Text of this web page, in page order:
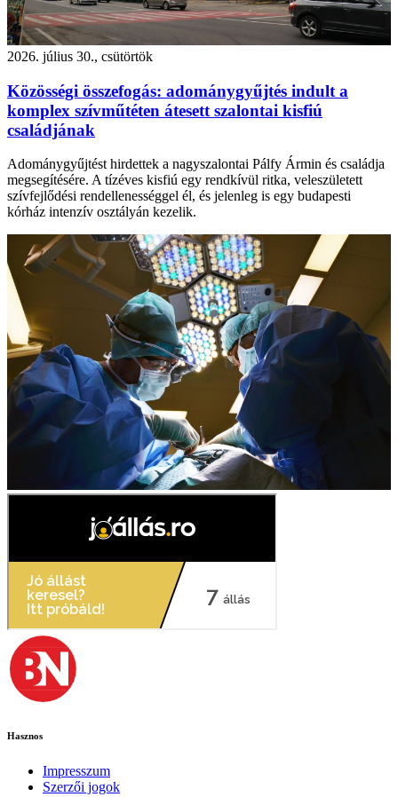
2026. július 30., csütörtök
Közösségi összefogás: adománygyűjtés indult a
komplex szívműtéten átesett szalontai kisfiú
családjának
Adománygyűjtést hirdettek a nagyszalontai Pálfy Ármin és családja
megsegítésére. A tízéves kisfiú egy rendkívül ritka, veleszületett
szívfejlődési rendellenességgel él, és jelenleg is egy budapesti
kórház intenzív osztályán kezelik.
Hasznos
Impresszum
Szerzői jogok